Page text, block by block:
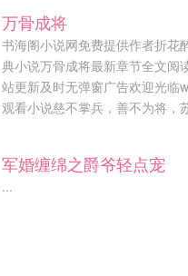
万骨成将
书海阁小说网免费提供作者折花
典小说万骨成将最新章节全文阅
站更新及时无弹窗广告欢迎光临
观看小说慈不掌兵，善不为将，
军婚缠绵之爵爷轻点宠
...